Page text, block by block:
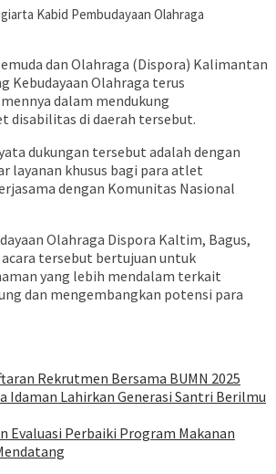
Kabid Pembudayaan Olahraga
dan Olahraga (Dispora) Kalimantan
Kebudayaan Olahraga terus
dalam mendukung
disabilitas di daerah tersebut.
dukungan tersebut adalah dengan
layanan khusus bagi para atlet
dengan Komunitas Nasional
Olahraga Dispora Kaltim, Bagus,
tersebut bertujuan untuk
yang lebih mendalam terkait
dan mengembangkan potensi para
Rekrutmen Bersama BUMN 2025
Idaman Lahirkan Generasi Santri Berilmu
Evaluasi Perbaiki Program Makanan